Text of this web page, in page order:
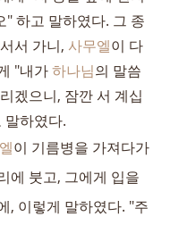
" 하고 말하였다. 그 종
서 가니, 사무엘이 다
"내가 하나님의 말씀
겠으니, 잠깐 서 계십
말하였다.
이 기름병을 가져다가
에 붓고, 그에게 입을
, 이렇게 말하였다. "주